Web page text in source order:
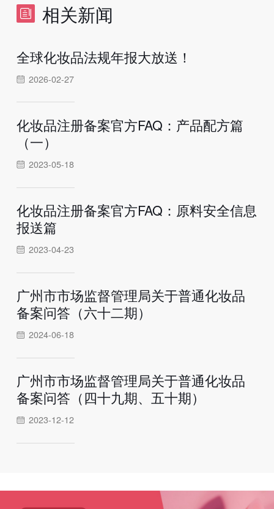
相关新闻
全球化妆品法规年报大放送！
2026-02-27
化妆品注册备案官方FAQ：产品配方篇
（一）
2023-05-18
化妆品注册备案官方FAQ：原料安全信息
报送篇
2023-04-23
广州市市场监督管理局关于普通化妆品
备案问答（六十二期）
2024-06-18
广州市市场监督管理局关于普通化妆品
备案问答（四十九期、五十期）
2023-12-12